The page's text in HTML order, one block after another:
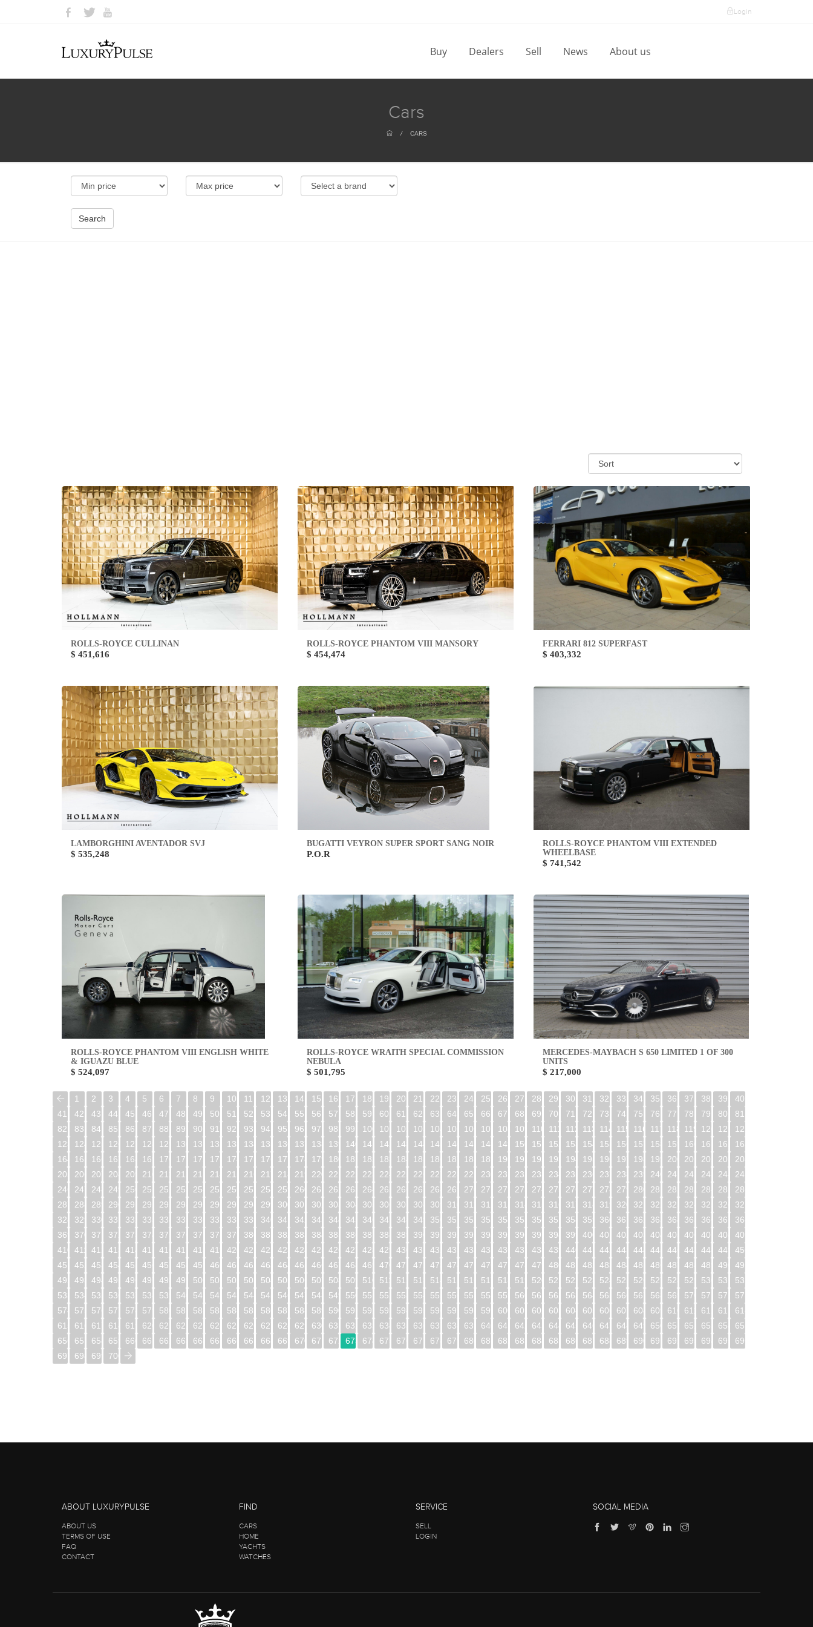
Login
Buy Dealers Sell News About us
Cars
/ CARS
Search
ROLLS-ROYCE CULLINAN
$ 451,616
ROLLS-ROYCE PHANTOM VIII MANSORY
$ 454,474
FERRARI 812 SUPERFAST
$ 403,332
LAMBORGHINI AVENTADOR SVJ
$ 535,248
BUGATTI VEYRON SUPER SPORT SANG NOIR
P.O.R
ROLLS-ROYCE PHANTOM VIII EXTENDED
WHEELBASE
$ 741,542
ROLLS-ROYCE PHANTOM VIII ENGLISH WHITE
& IGUAZU BLUE
$ 524,097
ROLLS-ROYCE WRAITH SPECIAL COMMISSION
NEBULA
$ 501,795
MERCEDES-MAYBACH S 650 LIMITED 1 OF 300
UNITS
$ 217,000
1 2 3 4 5 6 7 8 9 10 11 12 13 14 15 16 17 18 19 20 21 22 23 24 25 26 27 28 29 30 31 32 33 34 35 36 37 38 39
40
41
42 43 44 45 46 47 48 49 50 51 52 53 54 55 56 57 58 59 60 61 62 63 64 65 66 67 68 69 70 71 72 73 74 75 76 77 78 79 80
81
82
83 84 85 86 87 88 89 90 91 92 93 94 95 96 97 98 99 100 101 102 103 104 105 106 107 108 109 110 111 112 113 114 115 116 117 118 119 120 121
122
123
124 125 126 127 128 129 130 131 132 133 134 135 136 137 138 139 140 141 142 143 144 145 146 147 148 149 150 151 152 153 154 155 156 157 158 159 160 161 162
163
164
165 166 167 168 169 170 171 172 173 174 175 176 177 178 179 180 181 182 183 184 185 186 187 188 189 190 191 192 193 194 195 196 197 198 199 200 201 202 203
204
205
206 207 208 209 210 211 212 213 214 215 216 217 218 219 220 221 222 223 224 225 226 227 228 229 230 231 232 233 234 235 236 237 238 239 240 241 242 243 244
245
246
247 248 249 250 251 252 253 254 255 256 257 258 259 260 261 262 263 264 265 266 267 268 269 270 271 272 273 274 275 276 277 278 279 280 281 282 283 284 285
286
287
288 289 290 291 292 293 294 295 296 297 298 299 300 301 302 303 304 305 306 307 308 309 310 311 312 313 314 315 316 317 318 319 320 321 322 323 324 325 326
327
328
329 330 331 332 333 334 335 336 337 338 339 340 341 342 343 344 345 346 347 348 349 350 351 352 353 354 355 356 357 358 359 360 361 362 363 364 365 366 367
368
369
370 371 372 373 374 375 376 377 378 379 380 381 382 383 384 385 386 387 388 389 390 391 392 393 394 395 396 397 398 399 400 401 402 403 404 405 406 407 408
409
410
411 412 413 414 415 416 417 418 419 420 421 422 423 424 425 426 427 428 429 430 431 432 433 434 435 436 437 438 439 440 441 442 443 444 445 446 447 448 449
450
451
452 453 454 455 456 457 458 459 460 461 462 463 464 465 466 467 468 469 470 471 472 473 474 475 476 477 478 479 480 481 482 483 484 485 486 487 488 489 490
491
492
493 494 495 496 497 498 499 500 501 502 503 504 505 506 507 508 509 510 511 512 513 514 515 516 517 518 519 520 521 522 523 524 525 526 527 528 529 530 531
532
533
534 535 536 537 538 539 540 541 542 543 544 545 546 547 548 549 550 551 552 553 554 555 556 557 558 559 560 561 562 563 564 565 566 567 568 569 570 571 572
573
574
575 576 577 578 579 580 581 582 583 584 585 586 587 588 589 590 591 592 593 594 595 596 597 598 599 600 601 602 603 604 605 606 607 608 609 610 611 612 613
614
615
616 617 618 619 620 621 622 623 624 625 626 627 628 629 630 631 632 633 634 635 636 637 638 639 640 641 642 643 644 645 646 647 648 649 650 651 652 653 654
655
656
657 658 659 660 661 662 663 664 665 666 667 668 669 670 671 672 673 674 675 676 677 678 679 680 681 682 683 684 685 686 687 688 689 690 691 692 693 694 695
696
697
698 699 700
ABOUT LUXURYPULSE
ABOUT US
TERMS OF USE
FAQ
CONTACT
FIND
CARS
HOME
YACHTS
WATCHES
SERVICE
SELL
LOGIN
SOCIAL MEDIA